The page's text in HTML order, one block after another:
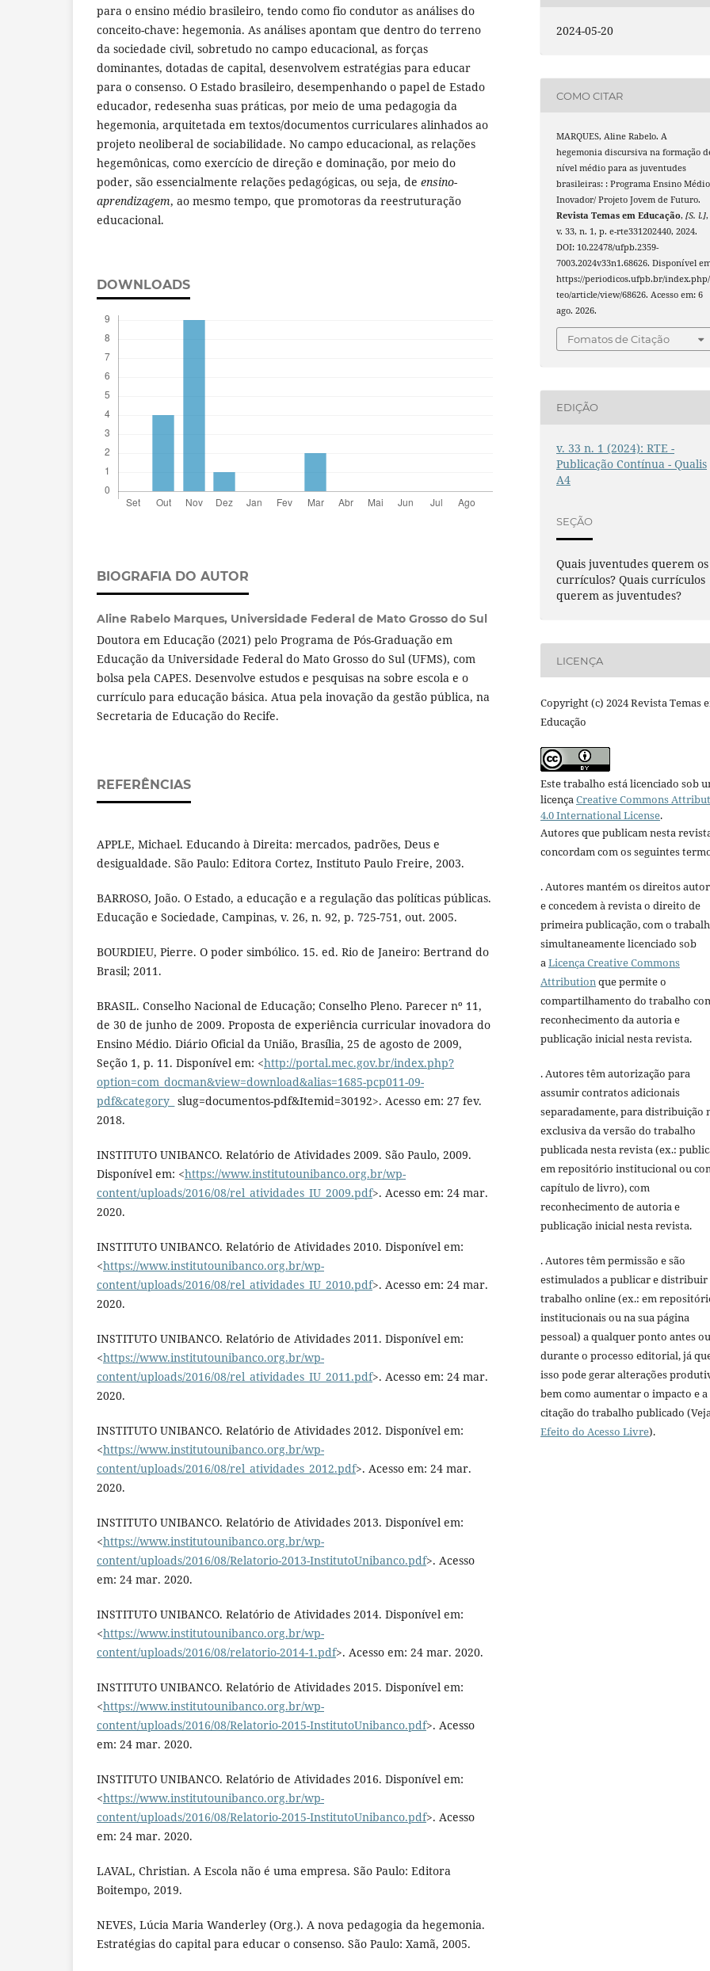
para o ensino médio brasileiro, tendo como fio condutor as análises do
conceito-chave: hegemonia. As análises apontam que dentro do terreno
da sociedade civil, sobretudo no campo educacional, as forças
dominantes, dotadas de capital, desenvolvem estratégias para educar
para o consenso. O Estado brasileiro, desempenhando o papel de Estado
educador, redesenha suas práticas, por meio de uma pedagogia da
hegemonia, arquitetada em textos/documentos curriculares alinhados ao
projeto neoliberal de sociabilidade. No campo educacional, as relações
hegemônicas, como exercício de direção e dominação, por meio do
poder, são essencialmente relações pedagógicas, ou seja, de ensino-
aprendizagem, ao mesmo tempo, que promotoras da reestruturação
educacional.
DOWNLOADS
BIOGRAFIA DO AUTOR
Aline Rabelo Marques, Universidade Federal de Mato Grosso do Sul
Doutora em Educação (2021) pelo Programa de Pós-Graduação em
Educação da Universidade Federal do Mato Grosso do Sul (UFMS), com
bolsa pela CAPES. Desenvolve estudos e pesquisas na sobre escola e o
currículo para educação básica. Atua pela inovação da gestão pública, na
Secretaria de Educação do Recife.
REFERÊNCIAS
APPLE, Michael. Educando à Direita: mercados, padrões, Deus e
desigualdade. São Paulo: Editora Cortez, Instituto Paulo Freire, 2003.
BARROSO, João. O Estado, a educação e a regulação das políticas públicas.
Educação e Sociedade, Campinas, v. 26, n. 92, p. 725-751, out. 2005.
BOURDIEU, Pierre. O poder simbólico. 15. ed. Rio de Janeiro: Bertrand do
Brasil; 2011.
BRASIL. Conselho Nacional de Educação; Conselho Pleno. Parecer nº 11,
de 30 de junho de 2009. Proposta de experiência curricular inovadora do
Ensino Médio. Diário Oficial da União, Brasília, 25 de agosto de 2009,
Seção 1, p. 11. Disponível em: <http://portal.mec.gov.br/index.php?
option=com_docman&view=download&alias=1685-pcp011-09-
pdf&category_ slug=documentos-pdf&Itemid=30192>. Acesso em: 27 fev.
2018.
INSTITUTO UNIBANCO. Relatório de Atividades 2009. São Paulo, 2009.
Disponível em: <https://www.institutounibanco.org.br/wp-
content/uploads/2016/08/rel_atividades_IU_2009.pdf>. Acesso em: 24 mar.
2020.
INSTITUTO UNIBANCO. Relatório de Atividades 2010. Disponível em:
<https://www.institutounibanco.org.br/wp-
content/uploads/2016/08/rel_atividades_IU_2010.pdf>. Acesso em: 24 mar.
2020.
INSTITUTO UNIBANCO. Relatório de Atividades 2011. Disponível em:
<https://www.institutounibanco.org.br/wp-
content/uploads/2016/08/rel_atividades_IU_2011.pdf>. Acesso em: 24 mar.
2020.
INSTITUTO UNIBANCO. Relatório de Atividades 2012. Disponível em:
<https://www.institutounibanco.org.br/wp-
content/uploads/2016/08/rel_atividades_2012.pdf>. Acesso em: 24 mar.
2020.
INSTITUTO UNIBANCO. Relatório de Atividades 2013. Disponível em:
<https://www.institutounibanco.org.br/wp-
content/uploads/2016/08/Relatorio-2013-InstitutoUnibanco.pdf>. Acesso
em: 24 mar. 2020.
INSTITUTO UNIBANCO. Relatório de Atividades 2014. Disponível em:
<https://www.institutounibanco.org.br/wp-
content/uploads/2016/08/relatorio-2014-1.pdf>. Acesso em: 24 mar. 2020.
INSTITUTO UNIBANCO. Relatório de Atividades 2015. Disponível em:
<https://www.institutounibanco.org.br/wp-
content/uploads/2016/08/Relatorio-2015-InstitutoUnibanco.pdf>. Acesso
em: 24 mar. 2020.
INSTITUTO UNIBANCO. Relatório de Atividades 2016. Disponível em:
<https://www.institutounibanco.org.br/wp-
content/uploads/2016/08/Relatorio-2015-InstitutoUnibanco.pdf>. Acesso
em: 24 mar. 2020.
LAVAL, Christian. A Escola não é uma empresa. São Paulo: Editora
Boitempo, 2019.
NEVES, Lúcia Maria Wanderley (Org.). A nova pedagogia da hegemonia.
Estratégias do capital para educar o consenso. São Paulo: Xamã, 2005.
2024-05-20
COMO CITAR
MARQUES, Aline Rabelo. A
hegemonia discursiva na formação
nível médio para as juventudes
brasileiras: : Programa Ensino Médio
Inovador/ Projeto Jovem de Futuro.
Revista Temas em Educação,[S. l.],
v. 33, n. 1, p. e-rte331202440, 2024.
DOI: 10.22478/ufpb.2359-
7003.2024v33n1.68626. Disponível
https://periodicos.ufpb.br/
teo/article/view/68626. Acesso em: 6
ago. 2026.
Fomatos de Citação
EDIÇÃO
v. 33 n. 1 (2024): RTE -
Publicação Contínua - Qualis
A4
SEÇÃO
Quais juventudes querem os
currículos? Quais currículos
querem as juventudes?
LICENÇA
Copyright (c) 2024 Revista Temas
Educação
Este trabalho está licenciado sob
licençaCreative Commons
4.0 International License.
Autores que publicam nesta
concordam com os seguintes
. Autores mantém os direitos
e concedem à revista o direito de
primeira publicação, com o
simultaneamente licenciado sob
aLicença Creative Commons
Attributionque permite o
compartilhamento do trabalho
reconhecimento da autoria e
publicação inicial nesta revista.
. Autores têm autorização para
assumir contratos adicionais
separadamente, para distribuição
exclusiva da versão do trabalho
publicada nesta revista (ex.:
em repositório institucional ou
capítulo de livro), com
reconhecimento de autoria e
publicação inicial nesta revista.
. Autores têm permissão e são
estimulados a publicar e distribuir
trabalho online (ex.: em
institucionais ou na sua página
pessoal) a qualquer ponto antes ou
durante o processo editorial, já
isso pode gerar alterações
bem como aumentar o impacto e a
citação do trabalho publicado
Efeito do Acesso Livre).